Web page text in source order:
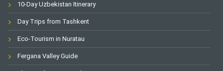
10-Day Uzbekistan Itinerary
Day Trips from Tashkent
Eco-Tourism in Nuratau
Fergana Valley Guide